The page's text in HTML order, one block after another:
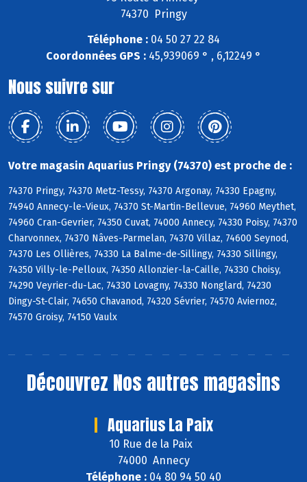
74370 Pringy
Téléphone : 04 50 27 22 84
Coordonnées GPS : 45,939069 ° , 6,12249 °
Nous suivre sur
Votre magasin Aquarius Pringy (74370) est proche de :
74370 Pringy, 74370 Metz-Tessy, 74370 Argonay, 74330 Epagny,
74940 Annecy-le-Vieux, 74370 St-Martin-Bellevue, 74960 Meythet,
74960 Cran-Gevrier, 74350 Cuvat, 74000 Annecy, 74330 Poisy, 74370
Charvonnex, 74370 Nâves-Parmelan, 74370 Villaz, 74600 Seynod,
74370 Les Ollières, 74330 La Balme-de-Sillingy, 74330 Sillingy,
74350 Villy-le-Pelloux, 74350 Allonzier-la-Caille, 74330 Choisy,
74290 Veyrier-du-Lac, 74330 Lovagny, 74330 Nonglard, 74230
Dingy-St-Clair, 74650 Chavanod, 74320 Sévrier, 74570 Aviernoz,
74570 Groisy, 74150 Vaulx
Découvrez Nos autres magasins
Aquarius La Paix
10 Rue de la Paix
74000 Annecy
Téléphone : 04 80 94 50 40